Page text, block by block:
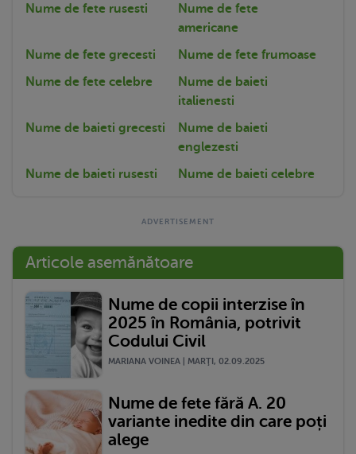
Nume de fete rusesti
Nume de fete
americane
Nume de fete grecesti
Nume de fete frumoase
Nume de fete celebre
Nume de baieti
italienesti
Nume de baieti grecesti
Nume de baieti
englezesti
Nume de baieti rusesti
Nume de baieti celebre
Articole asemănătoare
Nume de copii interzise în
2025 în România, potrivit
Codului Civil
MARIANA VOINEA | MARŢI, 02.09.2025
Nume de fete fără A. 20
variante inedite din care poți
alege